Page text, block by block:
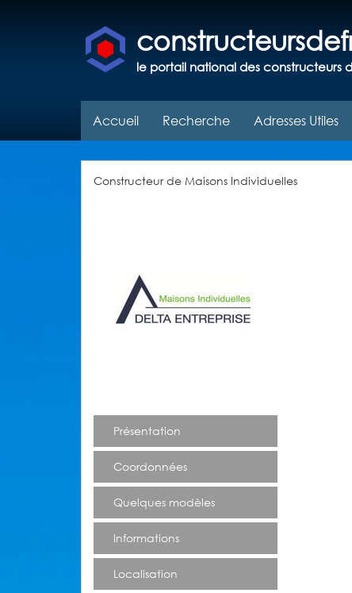
le portail national des constructeurs
Accueil Recherche Adresses Utiles
Constructeur de Maisons Individuelles
Présentation
Coordonnées
Quelques modèles
Informations
Localisation